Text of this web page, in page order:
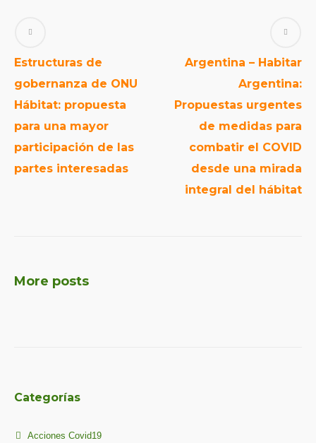
Estructuras de
gobernanza de ONU
Hábitat: propuesta
para una mayor
participación de las
partes interesadas
Argentina – Habitar
Argentina:
Propuestas urgentes
de medidas para
combatir el COVID
desde una mirada
integral del hábitat
More posts
Categorías
Acciones Covid19